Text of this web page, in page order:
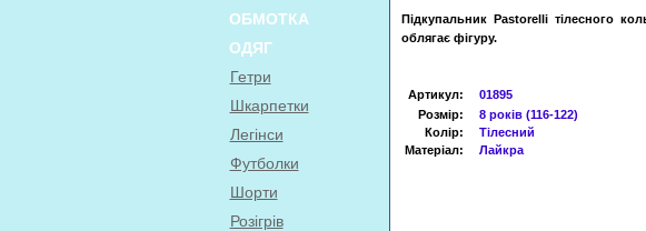
ОБМОТКА
ОДЯГ
Гетри
Шкарпетки
Легінси
Футболки
Шорти
Розігрів
Підкупальник Pastorelli тілесного
облягає фігуру.
Артикул:
01895
Розмір:
8 років (116-122)
Колір:
Тілесний
Матеріал:
Лайкра